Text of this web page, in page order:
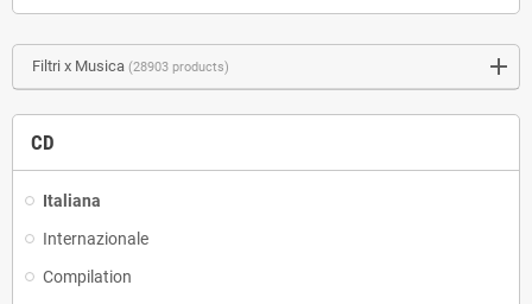
Filtri x Musica (28903 products)
CD
Italiana
Internazionale
Compilation